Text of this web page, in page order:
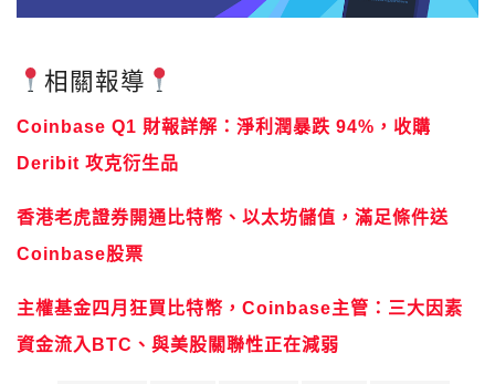
相關報導
Coinbase Q1 財報詳解：淨利潤暴跌 94%，收購
Deribit 攻克衍生品
香港老虎證券開通比特幣、以太坊儲值，滿足條件送
Coinbase股票
主權基金四月狂買比特幣，Coinbase主管：三大因素
資金流入BTC、與美股關聯性正在減弱